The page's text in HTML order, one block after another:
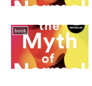
book